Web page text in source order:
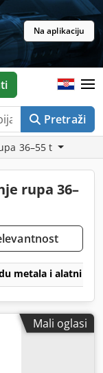
Na aplikaciju
Pretraži
36–55 t
rupa 36–
metala i alatni
Mali oglasi